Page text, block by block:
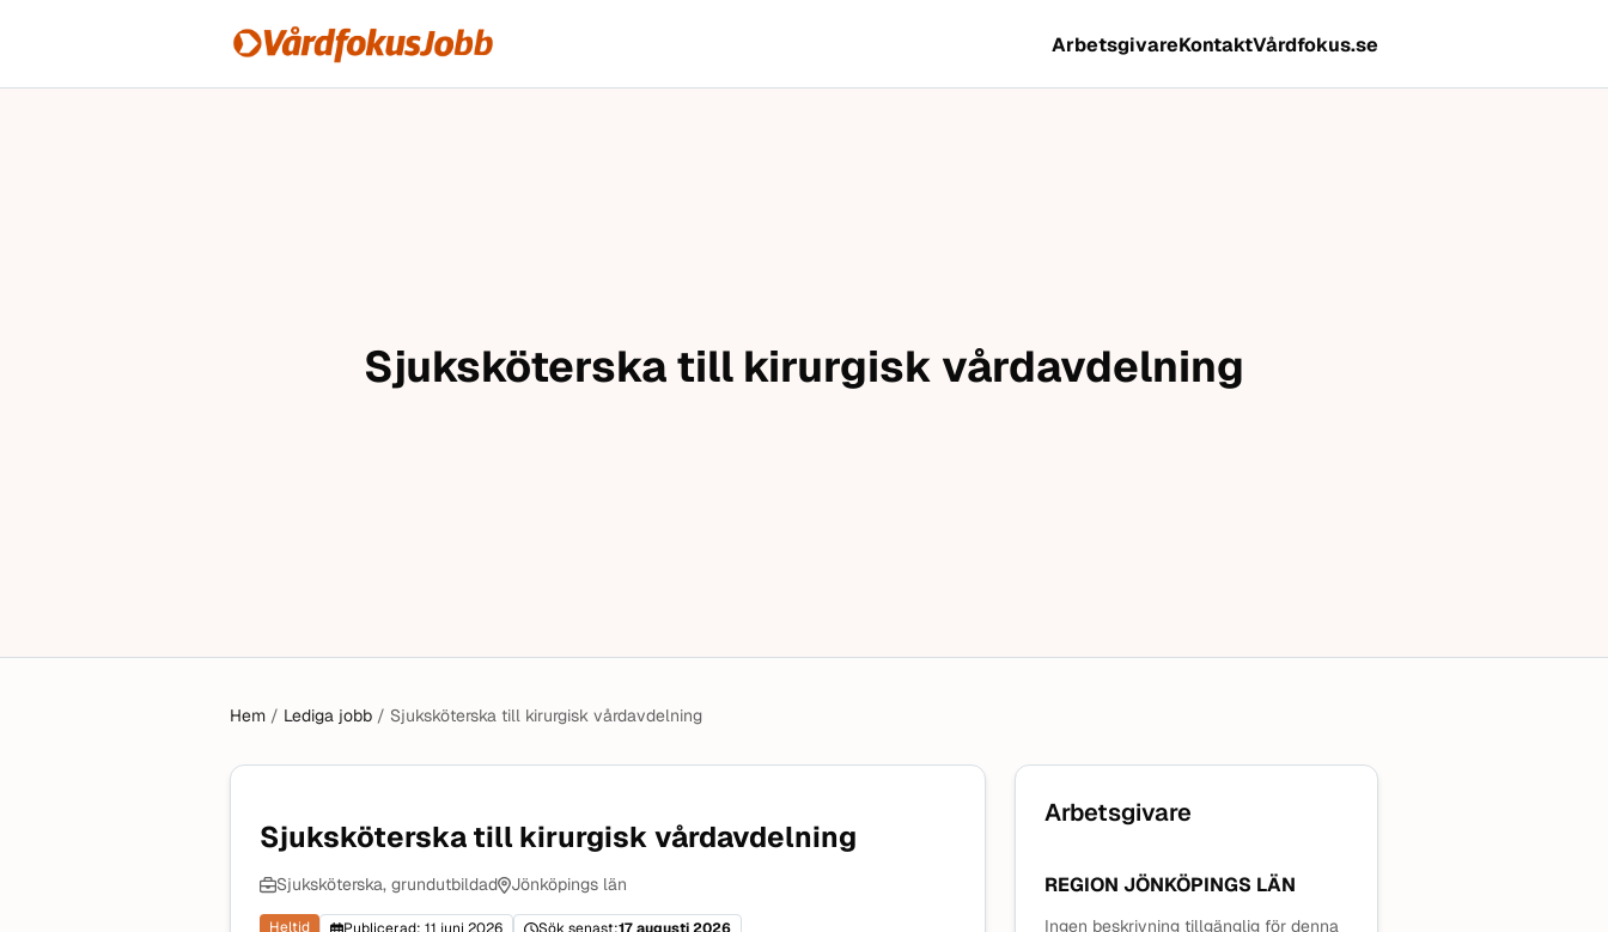
Hoppa till innehåll
Vårdfokusjobb ArbetsgivareKontaktVårdfokus.se
Sjuksköterska till kirurgisk vårdavdelning
Hem / Lediga jobb / Sjuksköterska till kirurgisk vårdavdelning
Sjuksköterska till kirurgisk vårdavdelning
Sjuksköterska, grundutbildad Jönköpings län
Heltid
Arbetsgivare
REGION JÖNKÖPINGS LÄN
Ingen beskrivning tillgänglig för denna